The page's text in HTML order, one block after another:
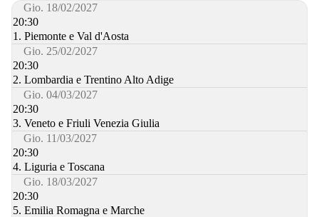
Gio. 18/02/2027
20:30
1. Piemonte e Val d'Aosta
Gio. 25/02/2027
20:30
2. Lombardia e Trentino Alto Adige
Gio. 04/03/2027
20:30
3. Veneto e Friuli Venezia Giulia
Gio. 11/03/2027
20:30
4. Liguria e Toscana
Gio. 18/03/2027
20:30
5. Emilia Romagna e Marche